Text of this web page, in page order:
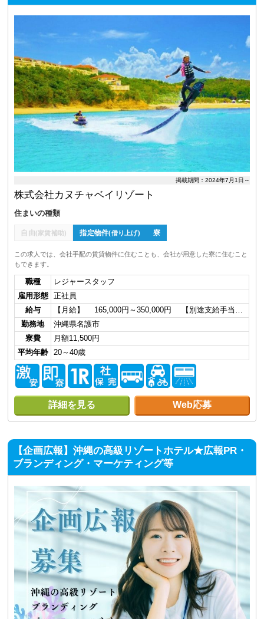
掲載期間：2024年7月1日～
株式会社カヌチャベイリゾート
住まいの種類
自由(家賃補助) 指定物件(借り上げ) 寮
この求人では、会社手配の賃貸物件に住むことも、会社が用意した寮に住むこと
もできます。
職種
レジャースタッフ
雇用形態
正社員
給与
【月給】 165,000円～350,000円 【別途支給手当…
勤務地
沖縄県名護市
寮費
月額11,500円
平均年齢
20～40歳
詳細を見る Web応募
【企画広報】沖縄の高級リゾートホテル★広報PR・
ブランディング・マーケティング等